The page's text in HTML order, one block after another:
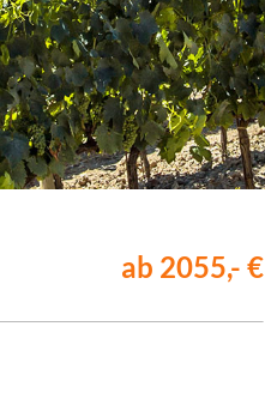
ab 2055,- €